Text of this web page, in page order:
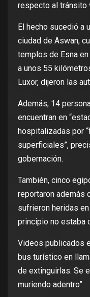
respecto al tránsito
El hecho sucedió a
ciudad de Aswan,
templos de Esna
a unos 55
Luxor, dijeron las
Además, 14
encuentran en
hospitalizadas por
superficiales”,
gobernación.
También, cinco
reportaron además
sufrieron heridas
principio no estaba
Videos publicados
bus turístico en
de extinguirlas. Se
muriendo adentro”